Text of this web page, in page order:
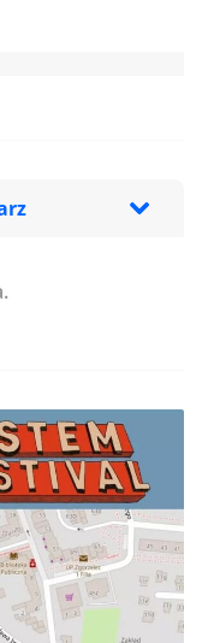
podczas